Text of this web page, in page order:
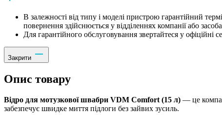
В залежності від типу і моделі пристрою гарантійний
повернення здійснюється у відділеннях компанії або
Для гарантійного обслуговування звертайтеся у офіційні
Закрити
Опис товару
Відро для мотузкової швабри VDM Comfort (15 л) — це
забезпечує швидке миття підлоги без зайвих зусиль.